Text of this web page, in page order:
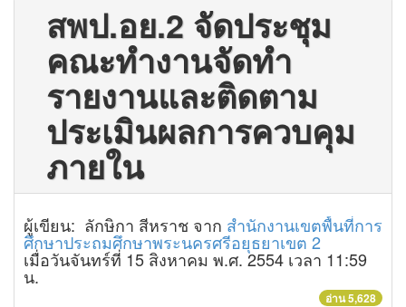
สพป.อย.2 จัดประชุม
คณะทำงานจัดทำ
รายงานและติดตาม
ประเมินผลการควบคุม
ภายใน
ผู้เขียน: ลักษิกา สีหราช จาก สำนักงานเขตพื้นที่การ
ศึกษาประถมศึกษาพระนครศรีอยุธยาเขต 2
เมื่อวันจันทร์ที่ 15 สิงหาคม พ.ศ. 2554 เวลา 11:59
น.
อ่าน 5,628